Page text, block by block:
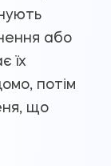
або
їх
потім
що